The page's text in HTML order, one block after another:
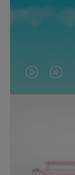
EL
PULSE
EL